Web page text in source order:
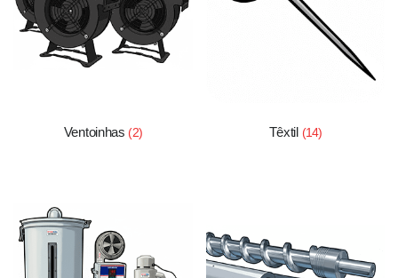
Ventoinhas (2) Têxtil (14)